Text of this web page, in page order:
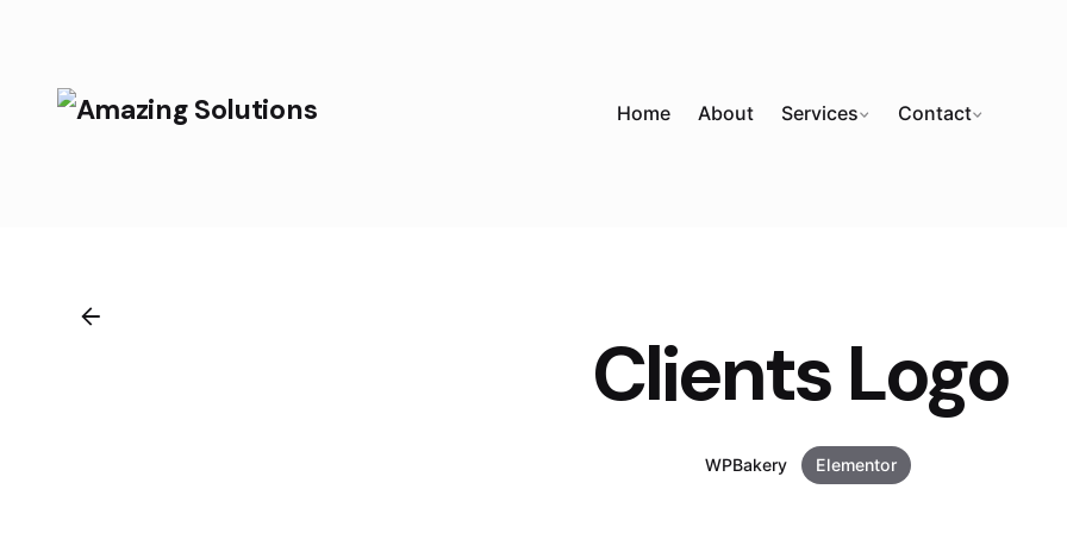
Home About Services Contact
Clients Logo
WPBakery Elementor